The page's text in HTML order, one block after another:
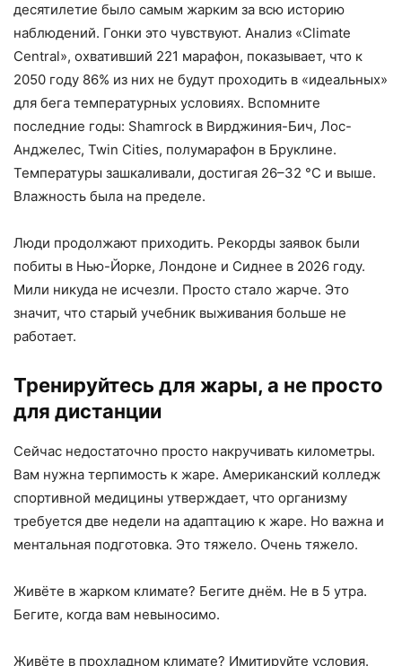
десятилетие было самым жарким за всю историю
наблюдений. Гонки это чувствуют. Анализ «Climate
Central», охвативший 221 марафон, показывает, что к
2050 году 86% из них не будут проходить в «идеальных»
для бега температурных условиях. Вспомните
последние годы: Shamrock в Вирджиния-Бич, Лос-
Анджелес, Twin Cities, полумарафон в Бруклине.
Температуры зашкаливали, достигая 26–32 °C и выше.
Влажность была на пределе.
Люди продолжают приходить. Рекорды заявок были
побиты в Нью-Йорке, Лондоне и Сиднее в 2026 году.
Мили никуда не исчезли. Просто стало жарче. Это
значит, что старый учебник выживания больше не
работает.
Тренируйтесь для жары, а не просто
для дистанции
Сейчас недостаточно просто накручивать километры.
Вам нужна терпимость к жаре. Американский колледж
спортивной медицины утверждает, что организму
требуется две недели на адаптацию к жаре. Но важна и
ментальная подготовка. Это тяжело. Очень тяжело.
Живёте в жарком климате? Бегите днём. Не в 5 утра.
Бегите, когда вам невыносимо.
Живёте в прохладном климате? Имитируйте условия.